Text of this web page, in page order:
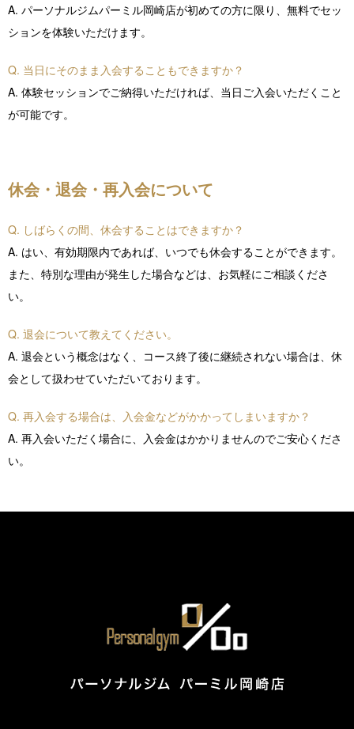
A. パーソナルジムパーミル岡崎店が初めての方に限り、無料でセッ
ションを体験いただけます。
Q. 当日にそのまま入会することもできますか？
A. 体験セッションでご納得いただければ、当日ご入会いただくこと
が可能です。
休会・退会・再入会について
Q. しばらくの間、休会することはできますか？
A. はい、有効期限内であれば、いつでも休会することができます。
また、特別な理由が発生した場合などは、お気軽にご相談くださ
い。
Q. 退会について教えてください。
A. 退会という概念はなく、コース終了後に継続されない場合は、休
会として扱わせていただいております。
Q. 再入会する場合は、入会金などがかかってしまいますか？
A. 再入会いただく場合に、入会金はかかりませんのでご安心くださ
い。